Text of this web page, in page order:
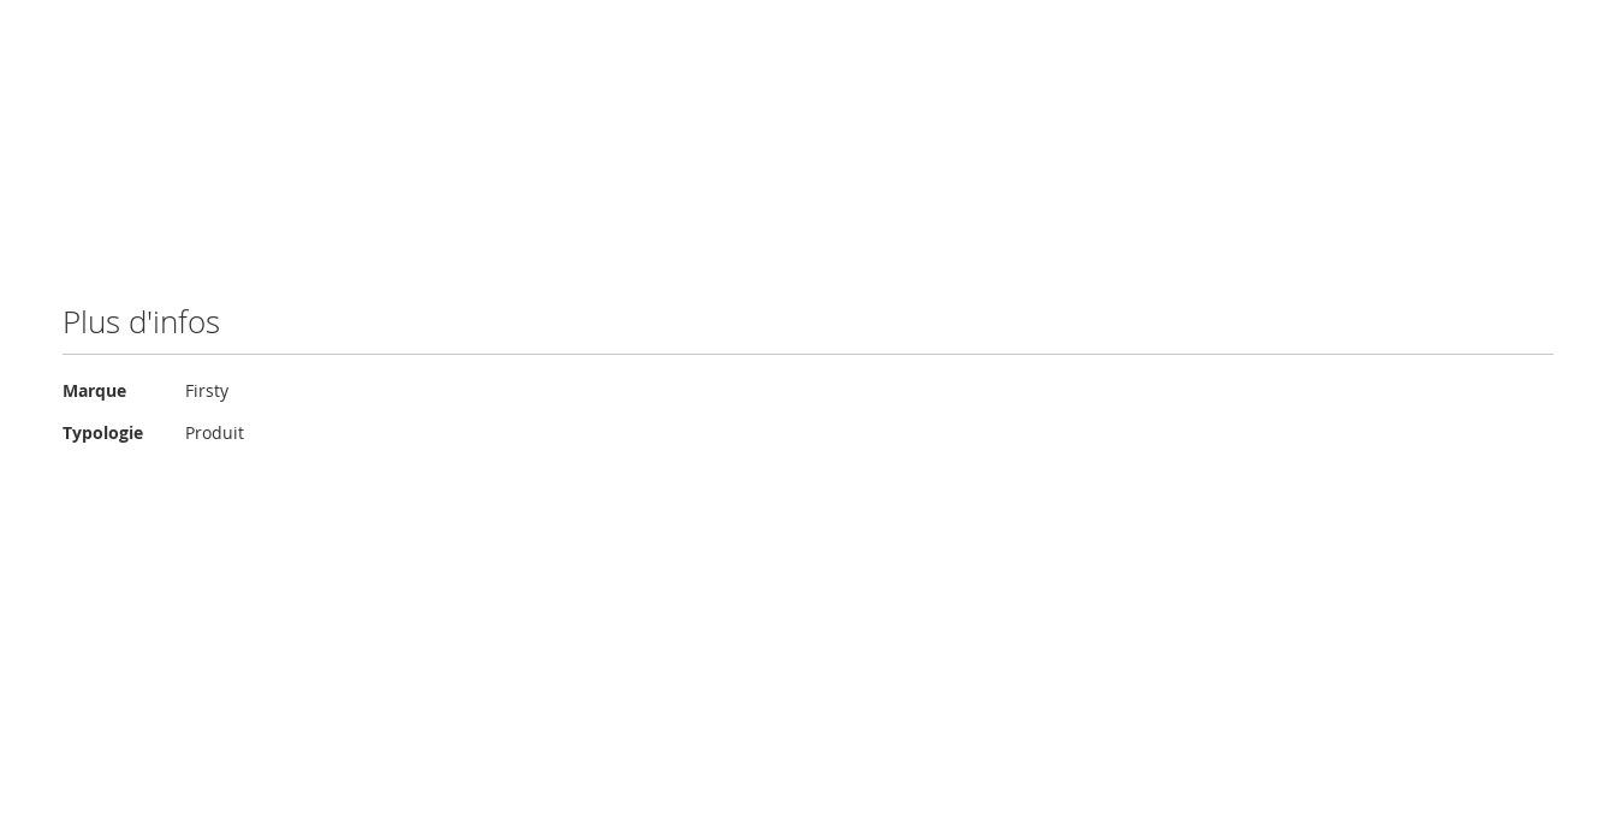
Plus d'infos
Plus
d'infos
Marque
Firsty
Typologie
Produit